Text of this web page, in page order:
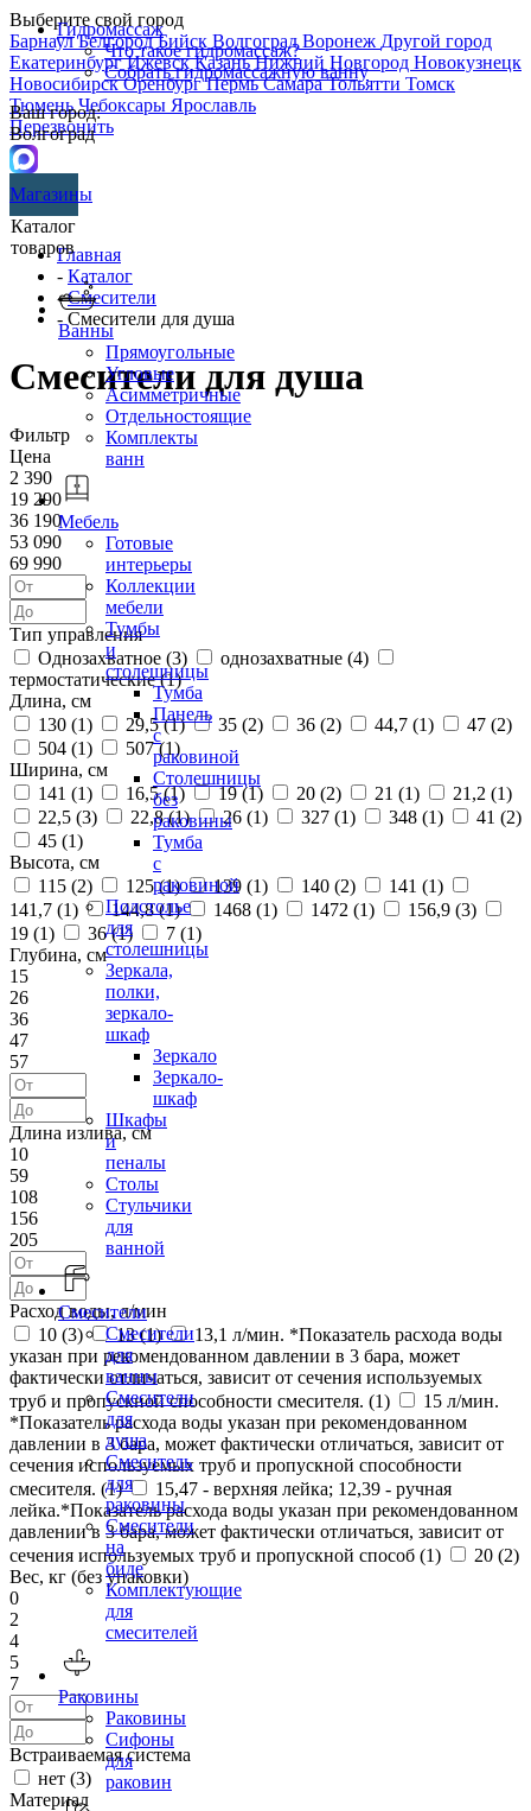
Выберите свой город
БарнаулБелгородБийск ВолгоградВоронеж Другой город
ЕкатеринбургИжевскКазаньНижний Новгород Новокузнецк
НовосибирскОренбургПермьСамараТольятти Томск
ТюменьЧебоксары Ярославль
Перезвонить
Гидромассаж
Что такое гидромассаж?
Собрать гидромассажную ванну
Ваш город:
Волгоград
Магазины
Каталог
товаров
Ванны
Прямоугольные
Угловые
Асимметричные
Отдельностоящие
Комплекты
ванн
Мебель
Готовые
интерьеры
Коллекции
мебели
Тумбы
и
столешницы
Тумба
Панель
с
раковиной
Столешницы
без
раковины
Тумба
с
раковиной
Подстолье
для
столешницы
Зеркала,
полки,
зеркало-
шкаф
Зеркало
Зеркало-
шкаф
Шкафы
и
пеналы
Столы
Стульчики
для
ванной
Смесители
Смесители
для
ванны
Смесители
для
душа
Смеситель
для
раковины
Смесители
на
биде
Комплектующие
для
смесителей
Раковины
Раковины
Сифоны
для
раковин
Главная
- Каталог
-Смесители
- Смесители для душа
Смесители для душа
Фильтр
Цена
2 390
19 290
36 190
53 090
69 990
Тип управления
Однозахватное (3) однозахватные (4)
термостатические (1)
Длина, см
130 (1) 29,5 (1) 35 (2) 36 (2) 44,7 (1) 47 (2)
504 (1) 507 (1)
Ширина, см
141 (1) 16,5 (1) 19 (1) 20 (2) 21 (1) 21,2 (1)
22,5 (3) 22,8 (1) 26 (1) 327 (1) 348 (1) 41 (2)
45 (1)
Высота, см
115 (2) 125 (1) 139 (1) 140 (2) 141 (1)
141,7 (1) 144,8 (1) 1468 (1) 1472 (1) 156,9 (3)
19 (1) 36 (1) 7 (1)
Глубина, см
15
26
36
47
57
Длина излива, см
10
59
108
156
205
Расход воды, л/мин
10 (3) 13 (1)
13,1 л/мин. *Показатель расхода воды
указан при рекомендованном давлении в 3 бара, может
фактически отличаться, зависит от сечения используемых
труб и пропускной способности смесителя. (1)
15 л/мин.
*Показатель расхода воды указан при рекомендованном
давлении в 3 бара, может фактически отличаться, зависит от
сечения используемых труб и пропускной способности
смесителя. (1)
15,47 - верхняя лейка; 12,39 - ручная
лейка.*Показатель расхода воды указан при рекомендованном
давлении в 3 бара, может фактически отличаться, зависит от
сечения используемых труб и пропускной способ (1) 20 (2)
Вес, кг (без упаковки)
0
2
4
5
7
Встраиваемая система
нет (3)
Материал